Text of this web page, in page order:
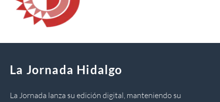
La Jornada Hidalgo
La Jornada lanza su edición digital, manteniendo su